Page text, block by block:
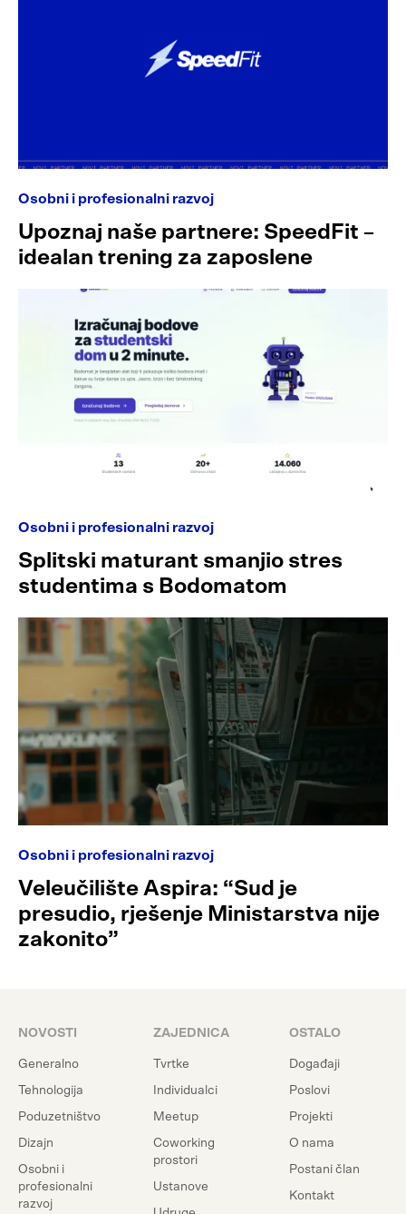
Osobni i profesionalni razvoj
Upoznaj naše partnere: SpeedFit –
idealan trening za zaposlene
Osobni i profesionalni razvoj
Splitski maturant smanjio stres
studentima s Bodomatom
Osobni i profesionalni razvoj
Veleučilište Aspira: “Sud je
presudio, rješenje Ministarstva nije
zakonito”
NOVOSTI
Generalno
Tehnologija
Poduzetništvo
Dizajn
Osobni i
profesionalni
razvoj
ZAJEDNICA
Tvrtke
Individualci
Meetup
Coworking
prostori
Ustanove
OSTALO
Događaji
Poslovi
Projekti
O nama
Postani član
Kontakt